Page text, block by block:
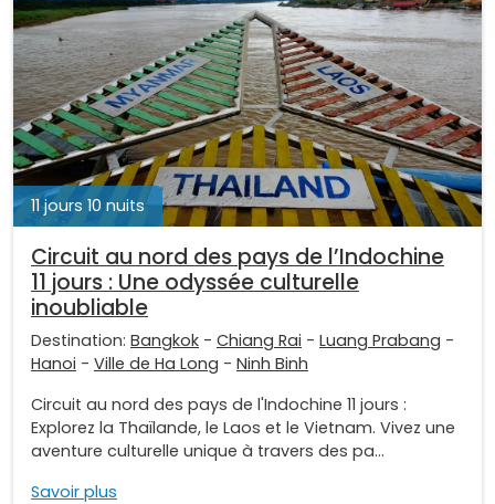
11 jours 10 nuits
Circuit au nord des pays de l’Indochine
11 jours : Une odyssée culturelle
inoubliable
Destination: Bangkok - Chiang Rai - Luang Prabang -
Hanoi - Ville de Ha Long - Ninh Binh
Circuit au nord des pays de l'Indochine 11 jours :
Explorez la Thaïlande, le Laos et le Vietnam. Vivez une
aventure culturelle unique à travers des pa...
Savoir plus